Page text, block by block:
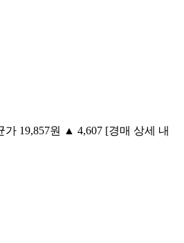
19,857원 ▲ 4,607 [경매 상세 내